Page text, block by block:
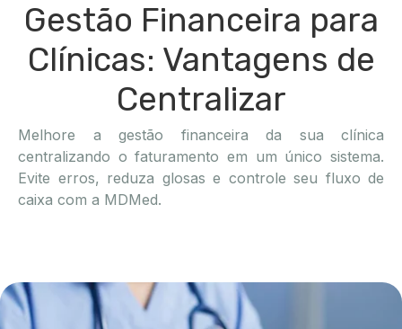
Gestão Financeira para
Clínicas: Vantagens de
Centralizar
Melhore a gestão financeira da sua clínica
centralizando o faturamento em um único sistema.
Evite erros, reduza glosas e controle seu fluxo de
caixa com a MDMed.